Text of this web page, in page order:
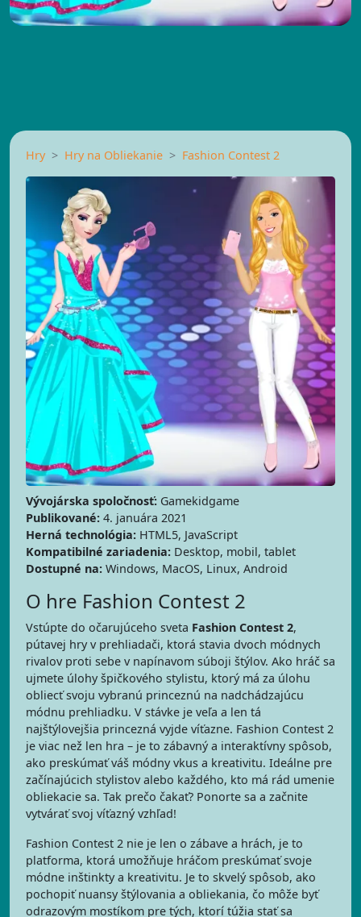
Hry Hry na Obliekanie Fashion Contest 2
Vývojárska spoločnosť: Gamekidgame
Publikované: 4. januára 2021
Herná technológia: HTML5, JavaScript
Kompatibilné zariadenia: Desktop, mobil, tablet
Dostupné na: Windows, MacOS, Linux, Android
O hre Fashion Contest 2
Vstúpte do očarujúceho sveta Fashion Contest 2,
pútavej hry v prehliadači, ktorá stavia dvoch módnych
rivalov proti sebe v napínavom súboji štýlov. Ako hráč sa
ujmete úlohy špičkového stylistu, ktorý má za úlohu
obliecť svoju vybranú princeznú na nadchádzajúcu
módnu prehliadku. V stávke je veľa a len tá
najštýlovejšia princezná vyjde víťazne. Fashion Contest 2
je viac než len hra – je to zábavný a interaktívny spôsob,
ako preskúmať váš módny vkus a kreativitu. Ideálne pre
začínajúcich stylistov alebo každého, kto má rád umenie
obliekacie sa. Tak prečo čakať? Ponorte sa a začnite
vytvárať svoj víťazný vzhľad!
Fashion Contest 2 nie je len o zábave a hrách, je to
platforma, ktorá umožňuje hráčom preskúmať svoje
módne inštinkty a kreativitu. Je to skvelý spôsob, ako
pochopiť nuansy štýlovania a obliekania, čo môže byť
odrazovým mostíkom pre tých, ktorí túžia stať sa